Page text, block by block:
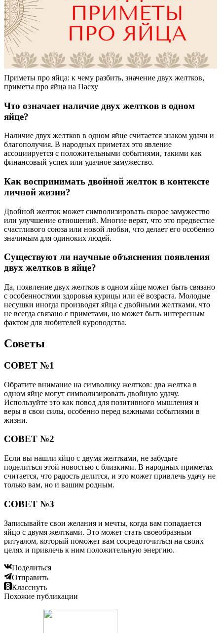
Приметы про яйца: к чему разбить, значение двух желтков,
приметы про яйца на Пасху
Что означает наличие двух желтков в одном
яйце?
Наличие двух желтков в одном яйце считается знаком удачи и
благополучия. В народных приметах это явление
ассоциируется с положительными событиями, такими как
финансовый успех или удачное замужество.
Как воспринимать двойной желток в контексте
личной жизни?
Двойной желток может символизировать скорое замужество
или улучшение отношений. Многие верят, что это предвестие
счастливого союза или новой любви, что делает его особенно
значимым для одиноких людей.
Существуют ли научные объяснения появления
двух желтков в яйце?
Да, появление двух желтков в одном яйце может быть связано
с особенностями здоровья курицы или её возраста. Молодые
несушки иногда производят яйца с двойными желтками, что
не всегда связано с приметами, но может быть интересным
фактом для любителей куроводства.
Советы
СОВЕТ №1
Обратите внимание на символику желтков: два желтка в
одном яйце могут символизировать двойную удачу.
Используйте это как повод для позитивного мышления и
веры в свои силы, особенно перед важными событиями в
жизни.
СОВЕТ №2
Если вы нашли яйцо с двумя желтками, не забудьте
поделиться этой новостью с близкими. В народных приметах
считается, что радость делится, и это может привлечь удачу не
только вам, но и вашим родным.
СОВЕТ №3
Записывайте свои желания и мечты, когда вам попадается
яйцо с двумя желтками. Это может стать своеобразным
ритуалом, который поможет вам сосредоточиться на своих
целях и привлечь к ним положительную энергию.
Поделиться
Отправить
Класснуть
Похожие публикации